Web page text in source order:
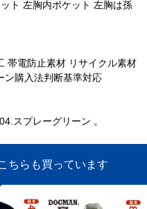
ト 左胸内ポケット 左胸は孫
帯電防止素材 リサイクル素材
ン購入法判断基準対応
スプレーグリーン 。
ちらも買っています